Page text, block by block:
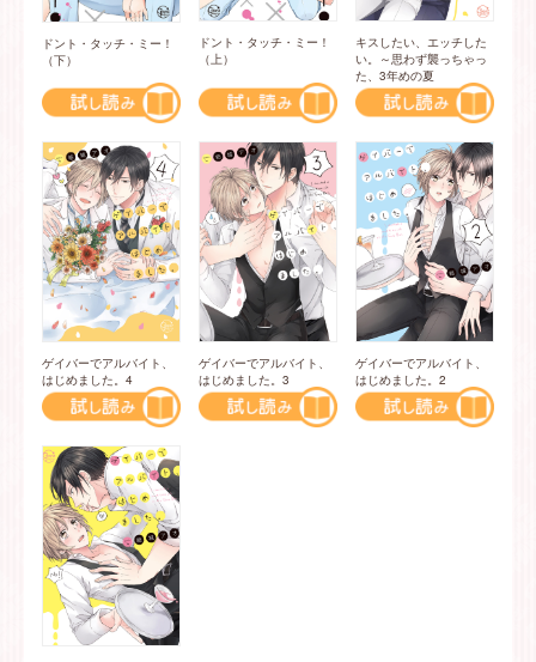
ドント・タッチ・ミー！
（下）
ドント・タッチ・ミー！
（上）
キスしたい、エッチした
い。～思わず襲っちゃっ
た、3年めの夏
ゲイバーでアルバイト、
はじめました。4
ゲイバーでアルバイト、
はじめました。3
ゲイバーでアルバイト、
はじめました。2